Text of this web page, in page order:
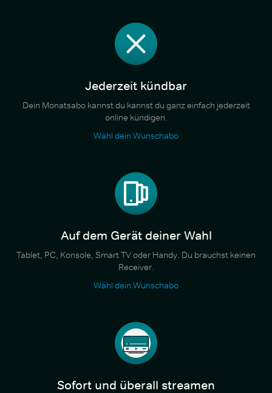
Jederzeit kündbar
Dein Monatsabo kannst du kannst du ganz einfach jederzeit
online kündigen.
Wähl dein Wunschabo
Auf dem Gerät deiner Wahl
Tablet, PC, Konsole, Smart TV oder Handy. Du brauchst keinen
Receiver.
Wähl dein Wunschabo
Sofort und überall streamen